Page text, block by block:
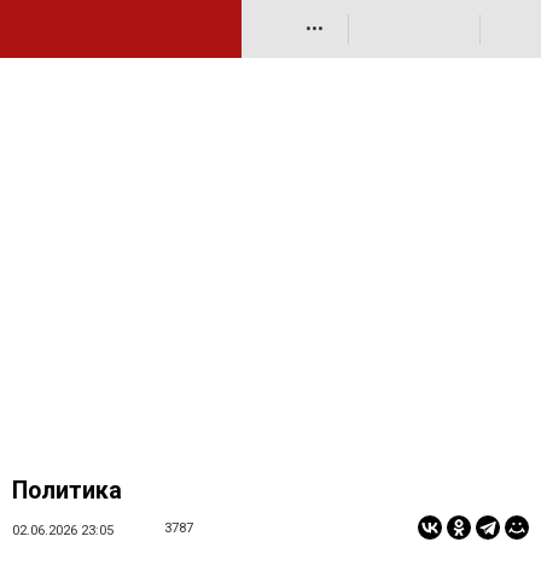
•••
Политика
02.06.2026 23:05 3787